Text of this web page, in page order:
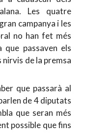
Les quatre
campanya i les
no han fet més
que passaven els
nirvis de la premsa
que passarà al
de 4 diputats
que seran més
possible que fins